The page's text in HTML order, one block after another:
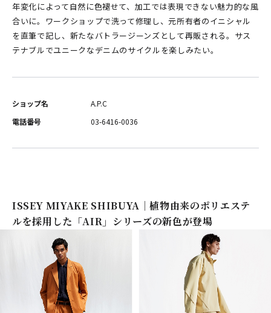
年変化によって自然に色褪せて、加工では表現できない魅力的な風
合いに。ワークショップで洗って修理し、元所有者のイニシャル
を直筆で記し、新たなバトラージーンズとして再販される。サス
テナブルでユニークなデニムのサイクルを楽しみたい。
ショップ名
A.P.C
電話番号
03-6416-0036
ISSEY MIYAKE SHIBUYA｜植物由来のポリエステ
ルを採用した「AIR」シリーズの新色が登場